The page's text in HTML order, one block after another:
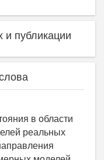
публикации
в области
реальных